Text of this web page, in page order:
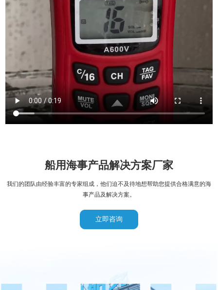
船用海事产品解决方案厂家
我们的团队由经验丰富的专家组成，他们迫不及待地想帮助您提供合格满意的海
事产品及解决方案。
立即咨询